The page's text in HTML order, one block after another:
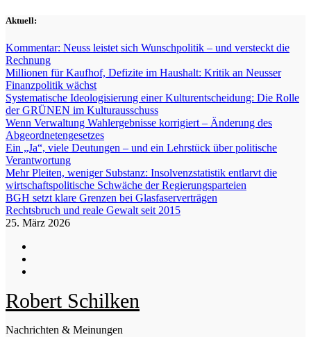
Zum
springen
Aktuell:
Kommentar: Neuss leistet sich Wunschpolitik – und versteckt die
Rechnung
Millionen für Kaufhof, Defizite im Haushalt: Kritik an Neusser
Finanzpolitik wächst
Systematische Ideologisierung einer Kulturentscheidung: Die Rolle
der GRÜNEN im Kulturausschuss
Wenn Verwaltung Wahlergebnisse korrigiert – Änderung des
Abgeordnetengesetzes
Ein „Ja“, viele Deutungen – und ein Lehrstück über politische
Verantwortung
Mehr Pleiten, weniger Substanz: Insolvenzstatistik entlarvt die
wirtschaftspolitische Schwäche der Regierungsparteien
BGH setzt klare Grenzen bei Glasfaserverträgen
Rechtsbruch und reale Gewalt seit 2015
25. März 2026
Robert Schilken
Nachrichten & Meinungen